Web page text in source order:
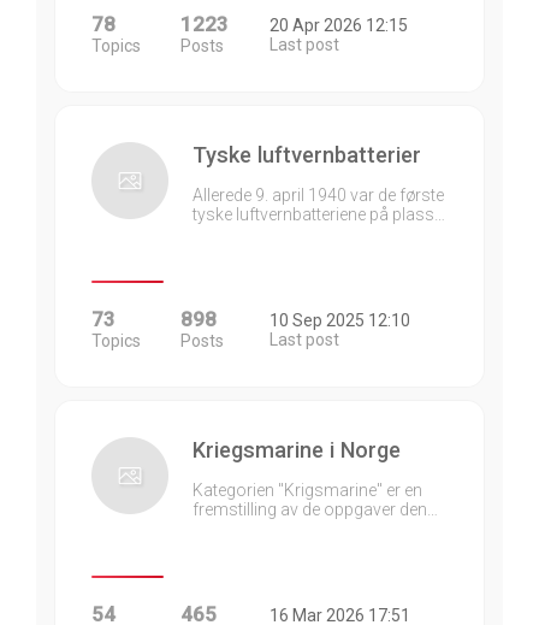
78
Topics
1223
Posts
20 Apr 2026 12:15
Last post
Tyske luftvernbatterier
Allerede 9. april 1940 var de første
tyske luftvernbatteriene på plass…
73
Topics
898
Posts
10 Sep 2025 12:10
Last post
Kriegsmarine i Norge
Kategorien "Krigsmarine" er en
fremstilling av de oppgaver den…
54 465
16 Mar 2026 17:51